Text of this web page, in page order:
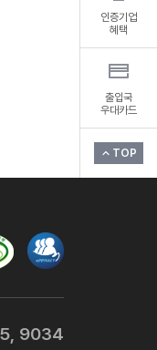
인증기업
혜택
출입국
우대카드
TOP
9034